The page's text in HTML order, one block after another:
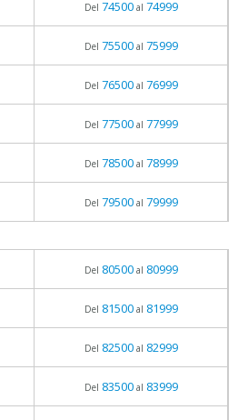
Del 74500al 74999
Del 75500al 75999
Del 76500al 76999
Del 77500al 77999
Del 78500al 78999
Del 79500al 79999
Del 80500al 80999
Del 81500al 81999
Del 82500al 82999
Del 83500al 83999